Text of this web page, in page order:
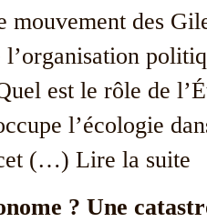
mouvement des
l’organisation
est le rôle de
l’écologie
(…) Lire la suite
? Une